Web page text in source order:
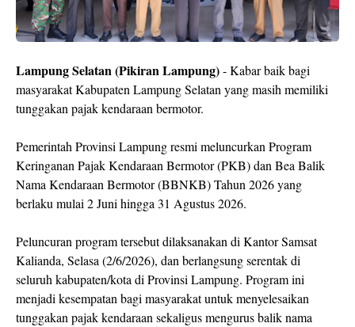
Lampung Selatan (Pikiran Lampung)- Kabar baik bagi
masyarakat Kabupaten Lampung Selatan yang masih memiliki
tunggakan pajak kendaraan bermotor.
Pemerintah Provinsi Lampung resmi meluncurkan Program
Keringanan Pajak Kendaraan Bermotor (PKB) dan Bea Balik
Nama Kendaraan Bermotor (BBNKB) Tahun 2026 yang
berlaku mulai 2 Juni hingga 31 Agustus 2026.
Peluncuran program tersebut dilaksanakan di Kantor Samsat
Kalianda, Selasa (2/6/2026), dan berlangsung serentak di
seluruh kabupaten/kota di Provinsi Lampung. Program ini
menjadi kesempatan bagi masyarakat untuk menyelesaikan
tunggakan pajak kendaraan sekaligus mengurus balik nama